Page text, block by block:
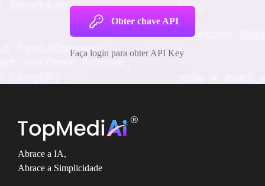
Obter chave API
Faça login para obter API Key
Abrace a IA,
Abrace a Simplicidade